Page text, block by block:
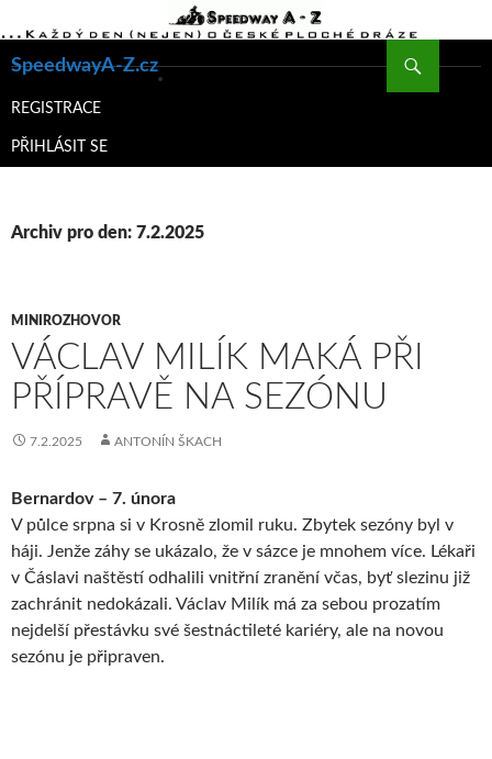
SpeedwayA-Z.cz
K
WEBU
REGISTRACE
PŘIHLÁSIT SE
Archiv pro den: 7.2.2025
MINIROZHOVOR
VÁCLAV MILÍK MAKÁ PŘI
PŘÍPRAVĚ NA SEZÓNU
7.2.2025 ANTONÍN ŠKACH
Bernardov – 7. února
V půlce srpna si v Krosně zlomil ruku. Zbytek sezóny byl v
háji. Jenže záhy se ukázalo, že v sázce je mnohem více. Lékaři
v Čáslavi naštěstí odhalili vnitřní zranění včas, byť slezinu již
zachránit nedokázali. Václav Milík má za sebou prozatím
nejdelší přestávku své šestnáctileté kariéry, ale na novou
sezónu je připraven.